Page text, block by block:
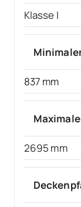
Klasse I
837 mm
2695 mm